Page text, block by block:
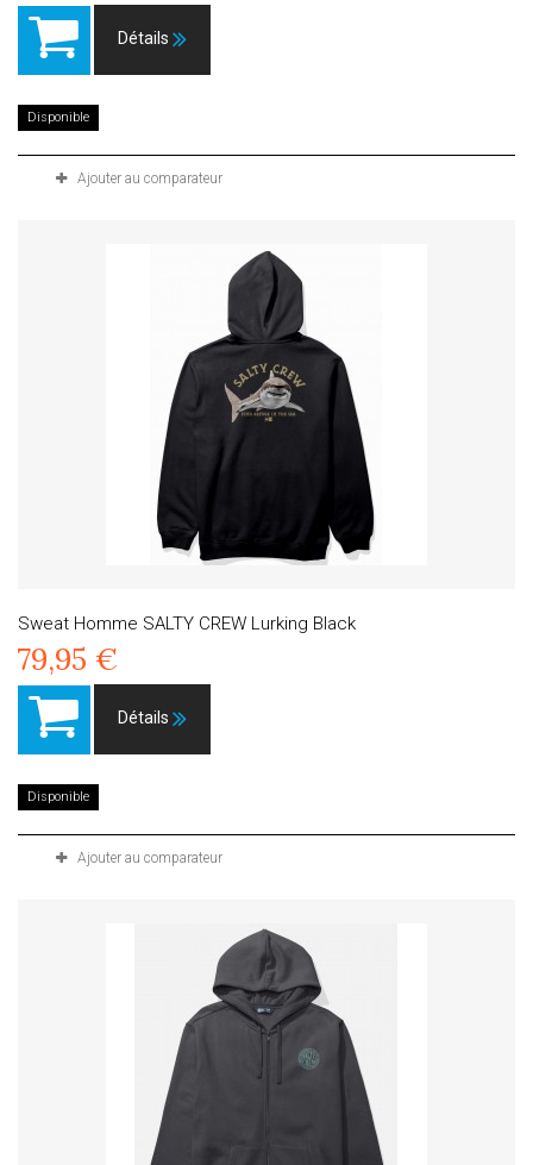
Détails
Disponible
Ajouter au comparateur
Sweat Homme SALTY CREW Lurking Black
79,95 €
Détails
Disponible
Ajouter au comparateur